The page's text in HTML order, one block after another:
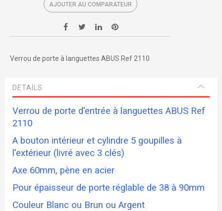
AJOUTER AU COMPARATEUR
Verrou de porte à languettes ABUS Ref 2110
DETAILS
Verrou de porte d'entrée à languettes ABUS Ref
2110
A bouton intérieur et cylindre 5 goupilles à
l'extérieur (livré avec 3 clés)
Axe 60mm, pène en acier
Pour épaisseur de porte réglable de 38 à 90mm
Couleur Blanc ou Brun ou Argent